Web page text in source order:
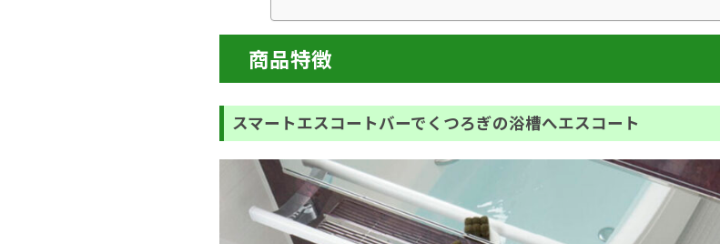
商品特徴
スマートエスコートバーでくつろぎの浴槽へエスコート